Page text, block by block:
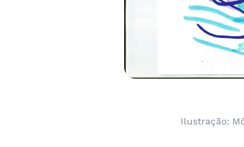
Ilustração: